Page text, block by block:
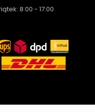
8:00 - 17:00